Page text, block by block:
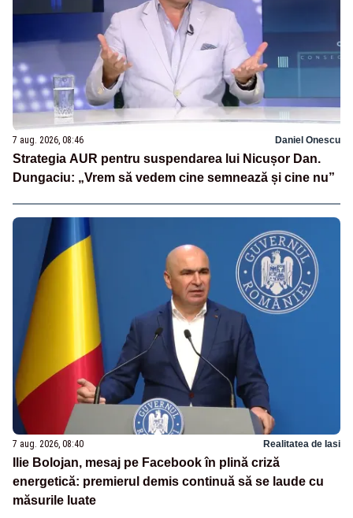
7 aug. 2026, 08:46 Daniel Onescu
Strategia AUR pentru suspendarea lui Nicușor Dan.
Dungaciu: „Vrem să vedem cine semnează și cine nu”
7 aug. 2026, 08:40 Realitatea de Iasi
Ilie Bolojan, mesaj pe Facebook în plină criză
energetică: premierul demis continuă să se laude cu
măsurile luate